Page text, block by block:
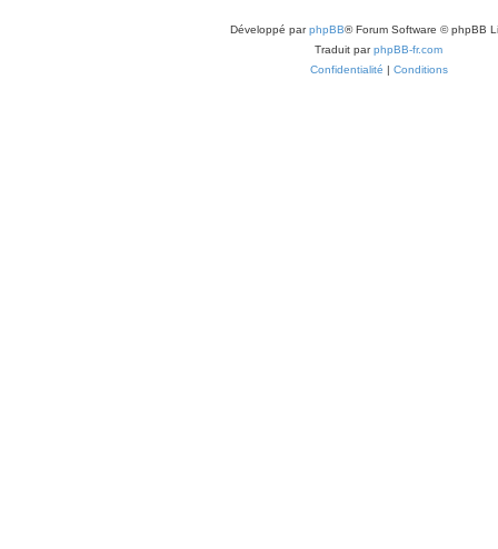
Développé parphpBB® Forum Software © phpBB
Traduit parphpBB-fr.com
Confidentialité | Conditions